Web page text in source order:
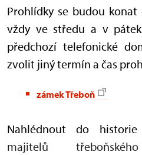
Prohlídky se budou konat
vždy ve středu a v
předchozí telefonické
zvolit jiný termín a čas
zámek Třeboň
Nahlédnout do
majitelů